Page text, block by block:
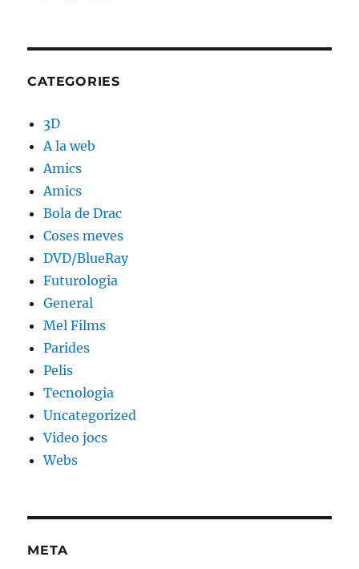
CATEGORIES
3D
A la web
Amics
Amics
Bola de Drac
Coses meves
DVD/BlueRay
Futurologia
General
Mel Films
Parides
Pelis
Tecnologia
Uncategorized
Video jocs
Webs
META